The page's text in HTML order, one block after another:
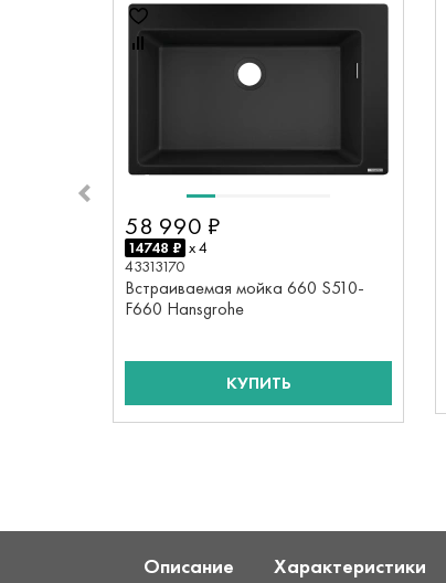
58 990 ₽
14748 ₽ x 4
43313170
Встраиваемая мойка 660 S510-
F660 Hansgrohe
КУПИТЬ
Описание Характеристики